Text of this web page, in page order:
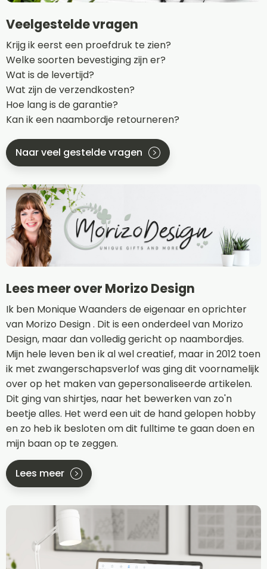
Veelgestelde vragen
Krijg ik eerst een proefdruk te zien?
Welke soorten bevestiging zijn er?
Wat is de levertijd?
Wat zijn de verzendkosten?
Hoe lang is de garantie?
Kan ik een naambordje retourneren?
Naar veel gestelde vragen
Lees meer over Morizo Design
Ik ben Monique Waanders de eigenaar en oprichter
van Morizo Design . Dit is een onderdeel van Morizo
Design, maar dan volledig gericht op naambordjes.
Mijn hele leven ben ik al wel creatief, maar in 2012 toen
ik met zwangerschapsverlof was ging dit voornamelijk
over op het maken van gepersonaliseerde artikelen.
Dit ging van shirtjes, naar het bewerken van zo'n
beetje alles. Het werd een uit de hand gelopen hobby
en zo heb ik besloten om dit fulltime te gaan doen en
mijn baan op te zeggen.
Lees meer